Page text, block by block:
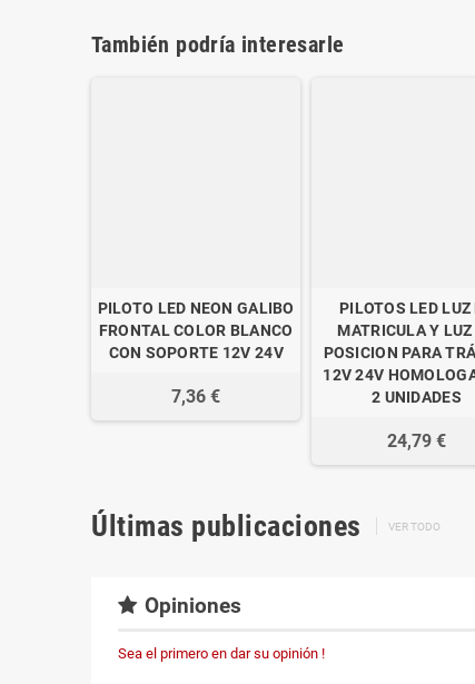
También podría interesarle
PILOTO LED NEON GALIBO
FRONTAL COLOR BLANCO
CON SOPORTE 12V 24V
7,36 €
PILOTOS LED LUZ
MATRICULA Y LUZ
POSICION PARA
12V 24V
2 UNIDADES
24,79 €
Últimas publicaciones VER TODO
Opiniones
Sea el primero en dar su opinión !